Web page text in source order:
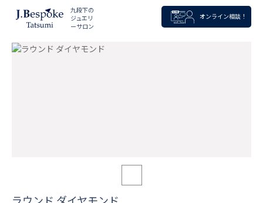
九段下の
ジュエリ
ーサロン
オンライン相談！